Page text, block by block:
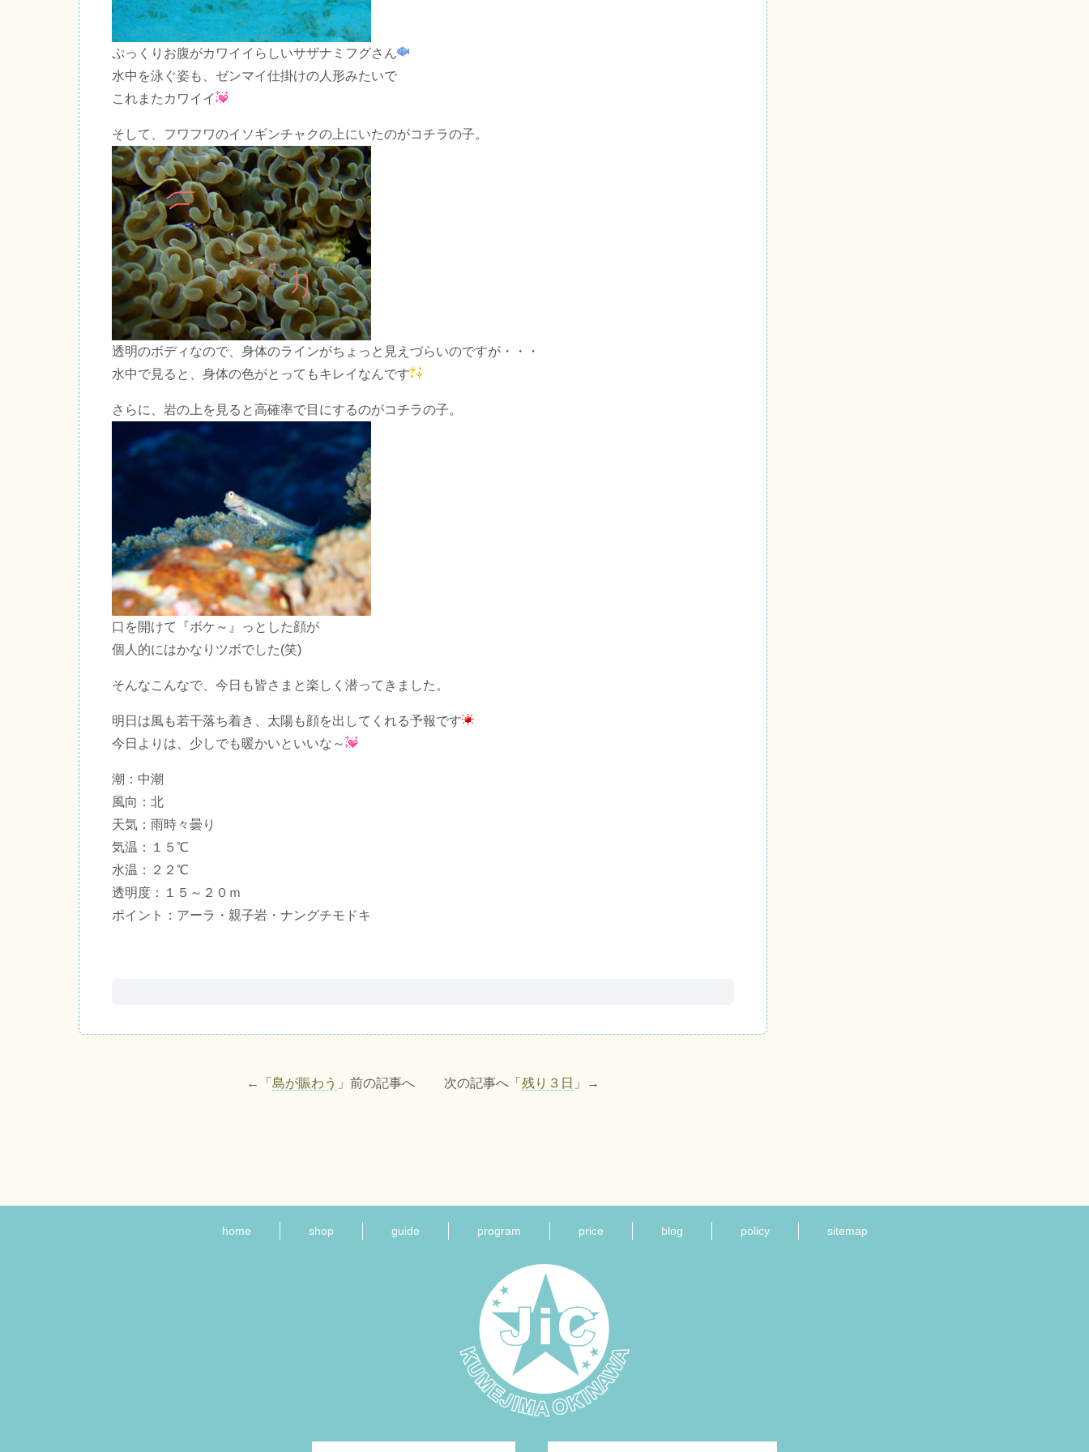
ぷっくりお腹がカワイイらしいサザナミフグさん
水中を泳ぐ姿も、ゼンマイ仕掛けの人形みたいで
これまたカワイイ
そして、フワフワのイソギンチャクの上にいたのがコチラの子。
透明のボディなので、身体のラインがちょっと見えづらいのですが・・・
水中で見ると、身体の色がとってもキレイなんです
さらに、岩の上を見ると高確率で目にするのがコチラの子。
口を開けて『ボケ～』っとした顔が
個人的にはかなりツボでした(笑)
そんなこんなで、今日も皆さまと楽しく潜ってきました。
明日は風も若干落ち着き、太陽も顔を出してくれる予報です
今日よりは、少しでも暖かいといいな～
潮：中潮
風向：北
天気：雨時々曇り
気温：１５℃
水温：２２℃
透明度：１５～２０ｍ
ポイント：アーラ・親子岩・ナングチモドキ
←「 島が賑わう 」前の記事へ 次の記事へ「 残り３日 」→
home shop guide program price blog policy sitemap